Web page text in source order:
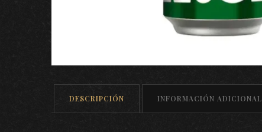
DESCRIPCIÓN INFORMACIÓN ADICIONAL